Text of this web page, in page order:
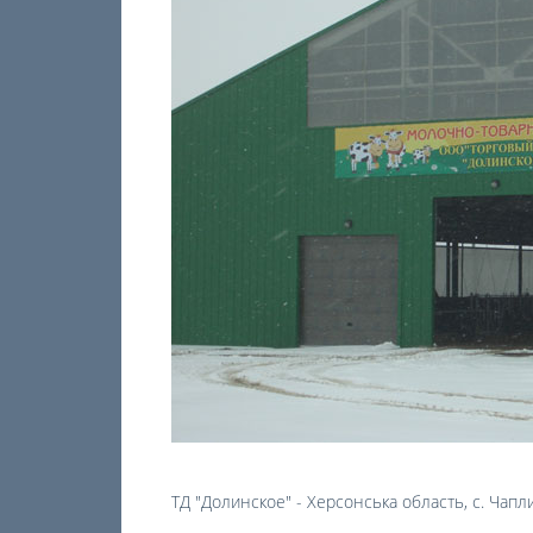
ТД "Долинское" - Херсонська область, с.